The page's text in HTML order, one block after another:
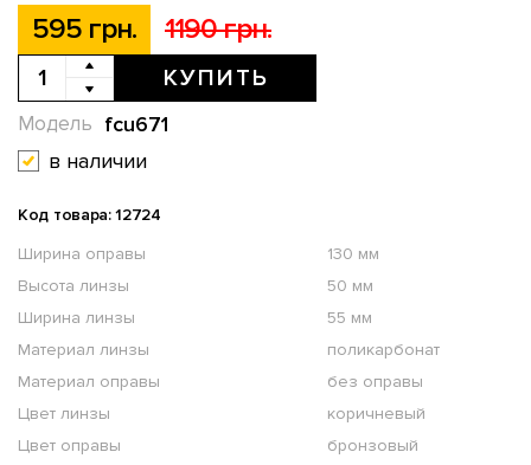
595 грн. 1190 грн.
КУПИТЬ
fcu671
Модель
в наличии
Код товара: 12724
Ширина оправы
130 мм
Высота линзы
50 мм
Ширина линзы
55 мм
Материал линзы
поликарбонат
Материал оправы
без оправы
Цвет линзы
коричневый
Цвет оправы
бронзовый